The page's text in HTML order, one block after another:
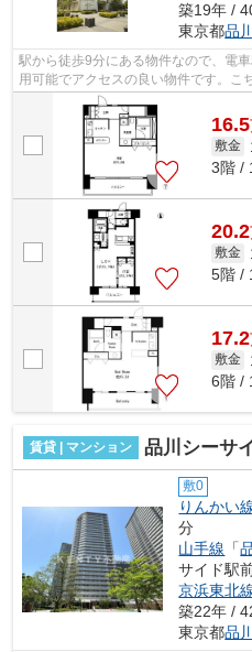
築19年 /
東京都品
駅から徒歩9分にある物件なので、電
用可能でアクセスの良い物件です。こ
敷地内にごみ置き場があります。こち...
16.5
敷金
3階 /
20.2
敷金
5階 /
17.2
敷金
6階 /
賃貸 | マンション 品川シーサ
敷0
りんかい
分
山手線 「
サイド駅
京浜東北
築22年 /
東京都品